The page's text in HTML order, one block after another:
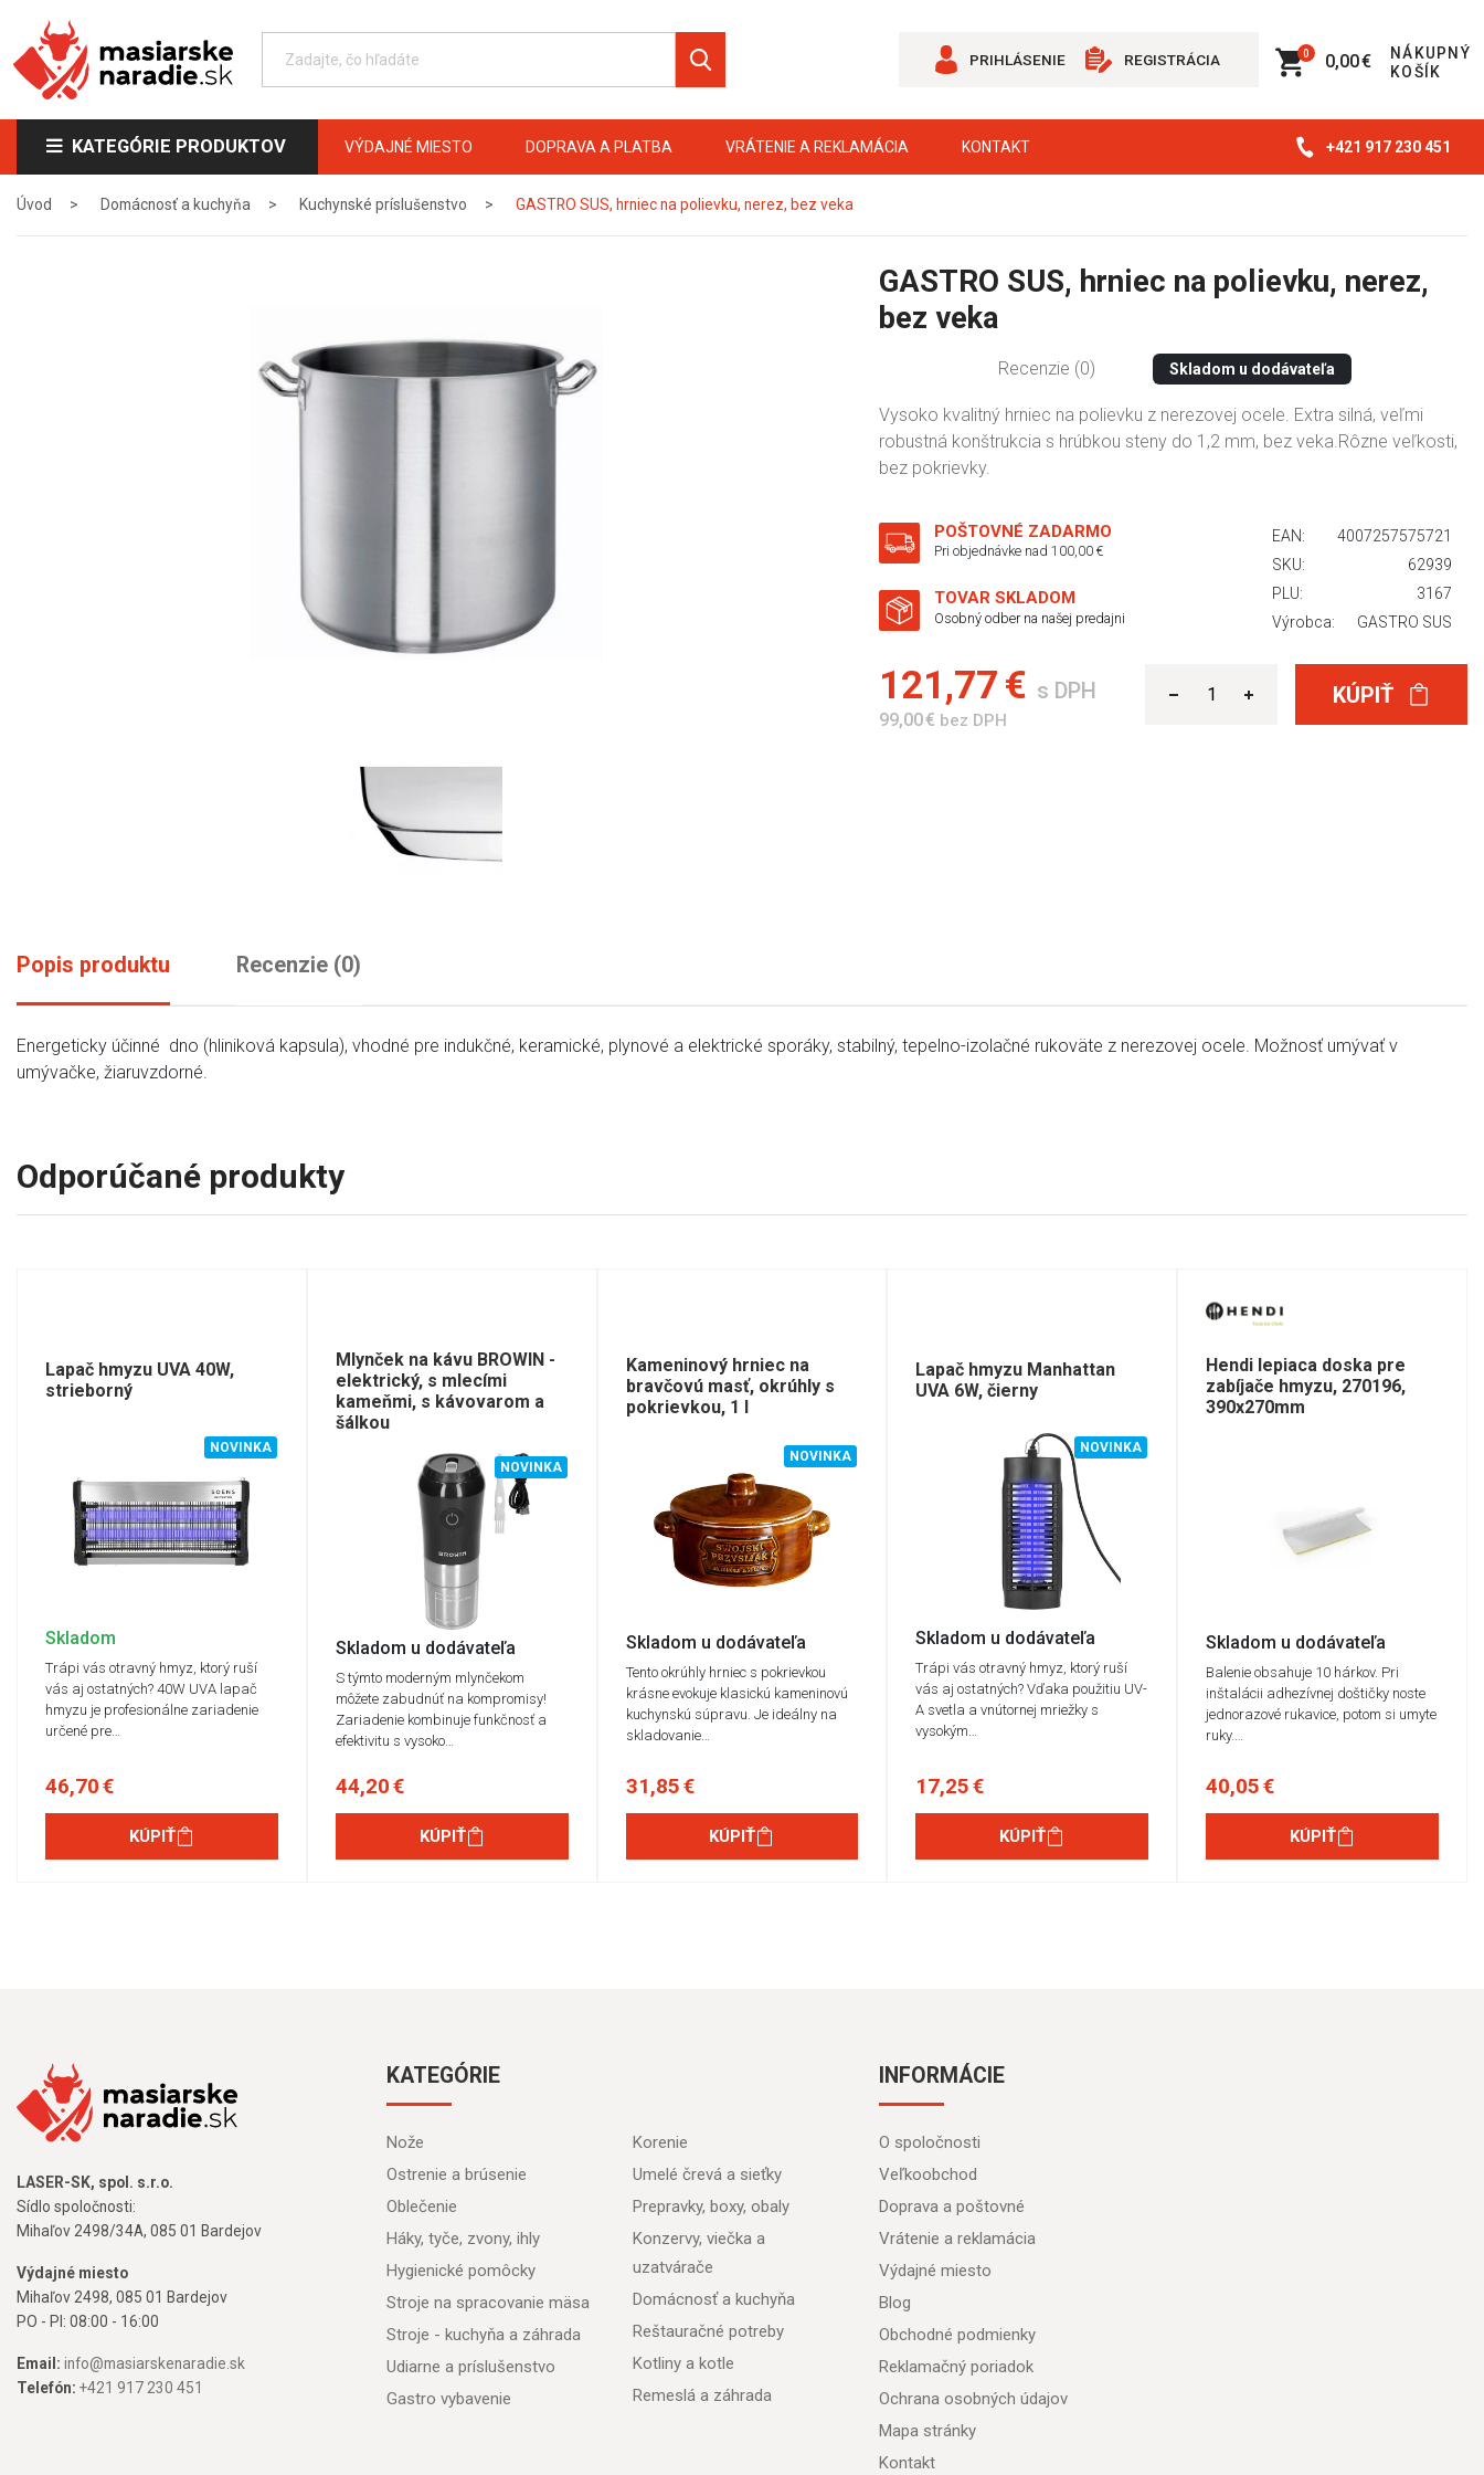
PRIHLÁSENIE REGISTRÁCIA 0,00 €
NÁKUPNÝ
KOŠÍK
0
KATEGÓRIE PRODUKTOV VÝDAJNÉ MIESTO DOPRAVA A PLATBA VRÁTENIE A REKLAMÁCIA KONTAKT +421 917 230 451
Úvod Domácnosť a kuchyňa Kuchynské príslušenstvo GASTRO SUS, hrniec na polievku, nerez, bez veka
GASTRO SUS, hrniec na polievku, nerez,
bez veka
Recenzie (0) Skladom u dodávateľa
Vysoko kvalitný hrniec na polievku z nerezovej ocele. Extra silná, veľmi
robustná konštrukcia s hrúbkou steny do 1,2 mm, bez veka.Rôzne veľkosti,
bez pokrievky.
POŠTOVNÉ ZADARMO
Pri objednávke nad 100,00 €
TOVAR SKLADOM
Osobný odber na našej predajni
EAN:
4007257575721
SKU:
62939
PLU:
3167
Výrobca:
GASTRO SUS
121,77 € s DPH
99,00 € bez DPH
KÚPIŤ
Popis produktu Recenzie (0)
Energeticky účinné dno (hliniková kapsula), vhodné pre indukčné, keramické, plynové a elektrické sporáky, stabilný, tepelno-izolačné rukoväte z nerezovej ocele. Možnosť umývať v
umývačke, žiaruvzdorné.
Odporúčané produkty
Lapač hmyzu UVA 40W,
strieborný
NOVINKA
Skladom
Trápi vás otravný hmyz, ktorý ruší
vás aj ostatných? 40W UVA lapač
hmyzu je profesionálne zariadenie
určené pre…
46,70 €
KÚPIŤ
Mlynček na kávu BROWIN -
elektrický, s mlecími
kameňmi, s kávovarom a
šálkou
NOVINKA
Skladom u dodávateľa
S týmto moderným mlynčekom
môžete zabudnúť na kompromisy!
Zariadenie kombinuje funkčnosť a
efektivitu s vysoko…
44,20 €
KÚPIŤ
Kameninový hrniec na
bravčovú masť, okrúhly s
pokrievkou, 1 l
NOVINKA
Skladom u dodávateľa
Tento okrúhly hrniec s pokrievkou
krásne evokuje klasickú kameninovú
kuchynskú súpravu. Je ideálny na
skladovanie…
31,85 €
KÚPIŤ
Lapač hmyzu Manhattan
UVA 6W, čierny
NOVINKA
Skladom u dodávateľa
Trápi vás otravný hmyz, ktorý ruší
vás aj ostatných? Vďaka použitiu UV-
A svetla a vnútornej mriežky s
vysokým…
17,25 €
KÚPIŤ
Hendi lepiaca doska pre
zabíjače hmyzu, 270196,
390x270mm
Skladom u dodávateľa
Balenie obsahuje 10 hárkov. Pri
inštalácii adhezívnej doštičky noste
jednorazové rukavice, potom si umyte
ruky.…
40,05 €
KÚPIŤ
LASER-SK, spol. s.r.o.
Sídlo spoločnosti:
Mihaľov 2498/34A, 085 01 Bardejov
Výdajné miesto
Mihaľov 2498, 085 01 Bardejov
PO - PI: 08:00 - 16:00
Email: info@masiarskenaradie.sk
Telefón: +421 917 230 451
KATEGÓRIE
Nože
Ostrenie a brúsenie
Oblečenie
Háky, tyče, zvony, ihly
Hygienické pomôcky
Stroje na spracovanie mäsa
Stroje - kuchyňa a záhrada
Udiarne a príslušenstvo
Gastro vybavenie
Korenie
Umelé črevá a sieťky
Prepravky, boxy, obaly
Konzervy, viečka a
uzatvárače
Domácnosť a kuchyňa
Reštauračné potreby
Kotliny a kotle
Remeslá a záhrada
INFORMÁCIE
O spoločnosti
Veľkoobchod
Doprava a poštovné
Vrátenie a reklamácia
Výdajné miesto
Blog
Obchodné podmienky
Reklamačný poriadok
Ochrana osobných údajov
Mapa stránky
Kontakt